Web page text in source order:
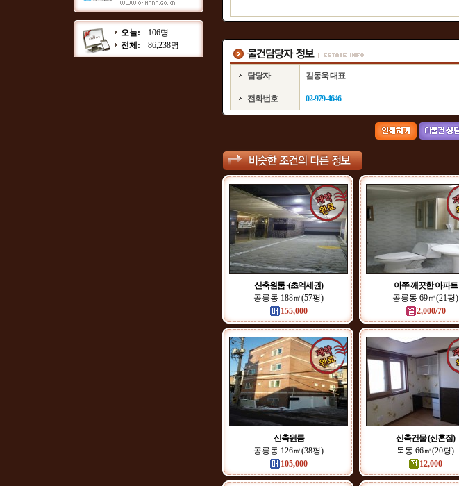
오늘:
106명
전체:
86,238명
담당자 김동욱 대표
전화번호 02-979-4646
신축원룸~(초역세권)
공릉동 188㎡(57평)
155,000
아쭈 깨끗한 아파트
공릉동 69㎡(21평)
2,000/70
신축원룸
공릉동 126㎡(38평)
105,000
신축건물 (신혼집)
묵동 66㎡(20평)
12,000